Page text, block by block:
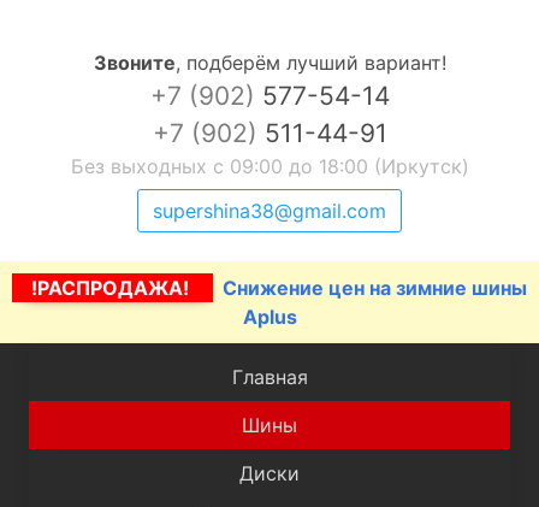
Звоните, подберём лучший вариант!
+7 (902) 577-54-14
+7 (902) 511-44-91
Без выходных с 09:00 до 18:00 (Иркутск)
supershina38@gmail.com
!РАСПРОДАЖА!
Снижение цен на зимние шины
Aplus
Главная
Шины
Диски